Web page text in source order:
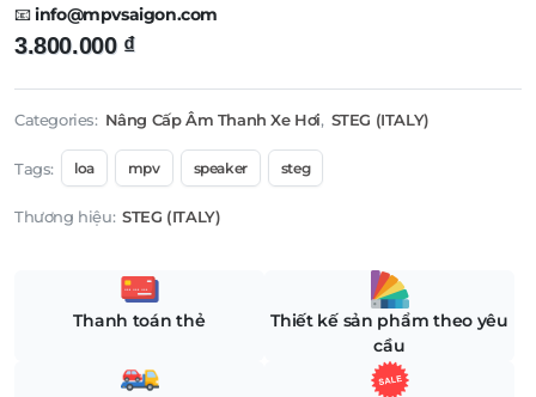
📧info@mpvsaigon.com
3.800.000 ₫
Categories: Nâng Cấp Âm Thanh Xe Hơi, STEG (ITALY)
Tags: loa mpv speaker steg
Thương hiệu: STEG (ITALY)
Thanh toán thẻ
Thiết kế sản phẩm theo yêu
cầu